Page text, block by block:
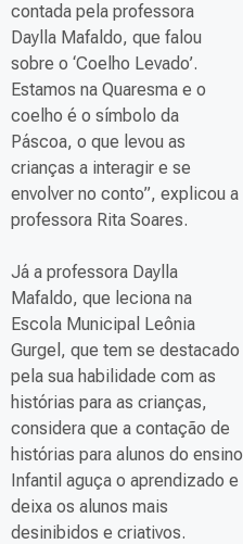
contada pela professora
Daylla Mafaldo, que falou
sobre o ‘Coelho Levado’.
Estamos na Quaresma e o
coelho é o símbolo da
Páscoa, o que levou as
crianças a interagir e se
envolver no conto”, explicou a
professora Rita Soares.
Já a professora Daylla
Mafaldo, que leciona na
Escola Municipal Leônia
Gurgel, que tem se destacado
pela sua habilidade com as
histórias para as crianças,
considera que a contação de
histórias para alunos do ensino
Infantil aguça o aprendizado e
deixa os alunos mais
desinibidos e criativos.